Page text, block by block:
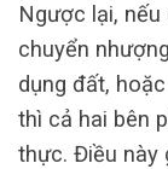
Ngược lại, nếu
chuyển
dụng đất,
thì cả hai bên
thực. Điều này